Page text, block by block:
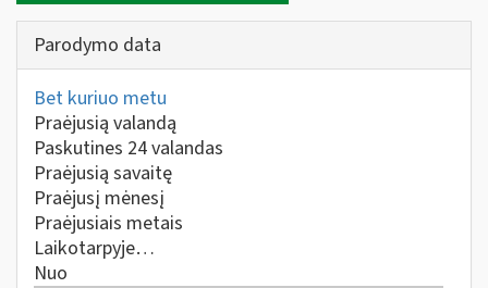
Parodymo data
Bet kuriuo metu
Praėjusią valandą
Paskutines 24 valandas
Praėjusią savaitę
Praėjusį mėnesį
Praėjusiais metais
Laikotarpyje…
Nuo